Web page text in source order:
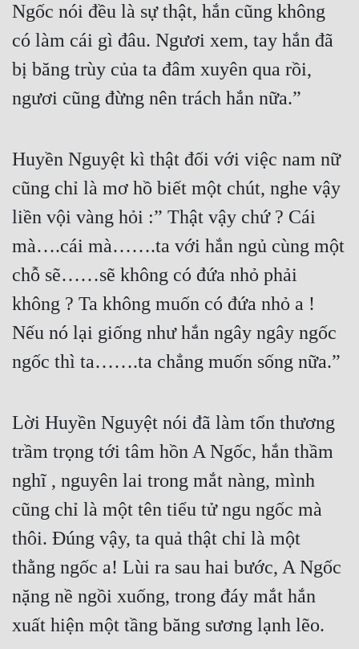
Tội Phạm
Vô Địch
Võ Hiệp
Võng Du
Xuyên Nhanh
Xuyên Thư
Điền Văn
Đô Thị
Đông Phương
Đông Phương Huyền Huyễn
Cẩu Đạo Trường Sinh
Ngự Thú
Truyện Nam
Xây Dựng Thế Lực
Ngốc nói đều là sự thật, hắn cũng không
có làm cái gì đâu. Ngươi xem, tay hắn đã
bị băng trùy của ta đâm xuyên qua rồi,
ngươi cũng đừng nên trách hắn nữa.”
Huyền Nguyệt kì thật đối với việc nam nữ
cũng chỉ là mơ hồ biết một chút, nghe vậy
liền vội vàng hỏi :” Thật vậy chứ ? Cái
mà….cái mà…….ta với hắn ngủ cùng một
chỗ sẽ……sẽ không có đứa nhỏ phải
không ? Ta không muốn có đứa nhỏ a !
Nếu nó lại giống như hắn ngây ngây ngốc
ngốc thì ta…….ta chẳng muốn sống nữa.”
Lời Huyền Nguyệt nói đã làm tổn thương
trầm trọng tới tâm hồn A Ngốc, hắn thầm
nghĩ , nguyên lai trong mắt nàng, mình
cũng chỉ là một tên tiểu tử ngu ngốc mà
thôi. Đúng vậy, ta quả thật chỉ là một
thằng ngốc a! Lùi ra sau hai bước, A Ngốc
nặng nề ngồi xuống, trong đáy mắt hắn
xuất hiện một tầng băng sương lạnh lẽo.